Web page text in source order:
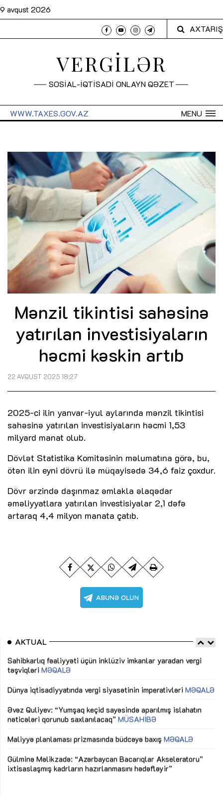
9 avqust 2026
AXTARIŞ
VERGİLƏR
SOSİAL-İQTİSADİ ONLAYN QƏZET
MENU
WWW.TAXES.GOV.AZ
Mənzil tikintisi sahəsinə
yatırılan investisiyaların
həcmi kəskin artıb
22 AVQUST 2025 18:27
2025-ci ilin yanvar-iyul aylarında mənzil tikintisi
sahəsinə yatırılan investisiyaların həcmi 1,53
milyard manat olub.
Dövlət Statistika Komitəsinin məlumatına görə, bu,
ötən ilin eyni dövrü ilə müqayisədə 34,6 faiz çoxdur.
Dövr ərzində daşınmaz əmlakla əlaqədar
əməliyyatlara yatırılan investisiyalar 2,1 dəfə
artaraq 4,4 milyon manata çatıb.
AKTUAL
Sahibkarlıq fəaliyyəti üçün inklüziv imkanlar yaradan vergi
təşviqləri MƏQALƏ
Dünya iqtisadiyyatında vergi siyasətinin imperativləri MƏQALƏ
Əvəz Quliyev: “Yumşaq keçid sayəsində aparılmış islahatın
nəticələri qorunub saxlanılacaq” MÜSAHİBƏ
Maliyyə planlaması prizmasında büdcəyə baxış MƏQALƏ
Gülminə Məlikzadə: “Azərbaycan Bacarıqlar Akseleratoru”
ixtisaslaşmış kadrların hazırlanmasını hədəfləyir”